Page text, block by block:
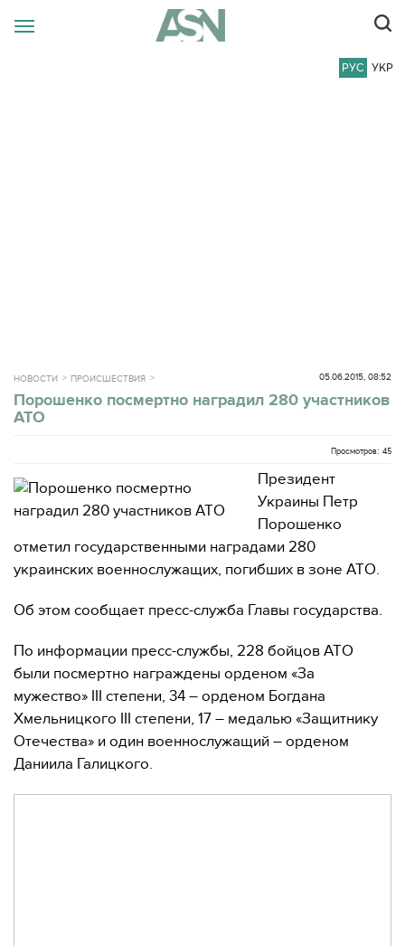
РУС УКР
НОВОСТИ ПРОИСШЕСТВИЯ 05.06.2015, 08:52
Порошенко посмертно наградил 280 участников
АТО
Просмотров: 45
Президент
Украины Петр
Порошенко
отметил государственными наградами 280
украинских военнослужащих, погибших в зоне АТО.
Об этом сообщает пресс-служба Главы государства.
По информации пресс-службы, 228 бойцов АТО
были посмертно награждены орденом «За
мужество» III степени, 34 – орденом Богдана
Хмельницкого III степени, 17 – медалью «Защитнику
Отечества» и один военнослужащий – орденом
Даниила Галицкого.